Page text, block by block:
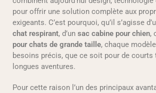
pour offrir une solution complète aux
exigeants. C’est pourquoi, qu’il s’agisse
chat respirant, d’un sac cabine pour chien,
pour chats de grande taille, chaque
besoins précis, que ce soit pour de courts
longues aventures.
Pour cette raison l’un des principaux